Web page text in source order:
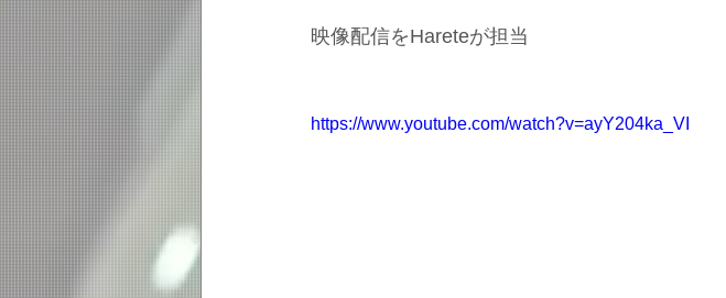
映像配信をHareteが担当
https://www.youtube.com/watch?v=ayY204ka_VI